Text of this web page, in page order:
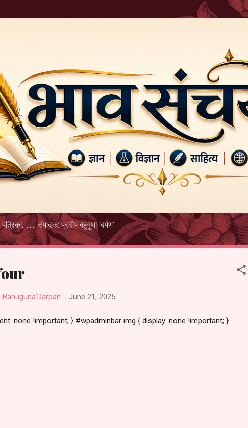
पत्रिका......... संपादक: प्रदीप बहुगुणा 'दर्पण'
Bahuguna'Darpan' - June 21, 2025
none !important; } #wpadminbar img { display: none !important; }